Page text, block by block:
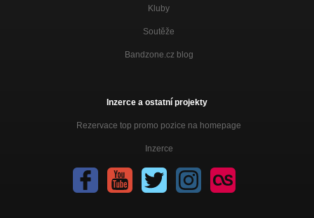
Kluby
Soutěže
Bandzone.cz blog
Inzerce a ostatní projekty
Rezervace top promo pozice na homepage
Inzerce